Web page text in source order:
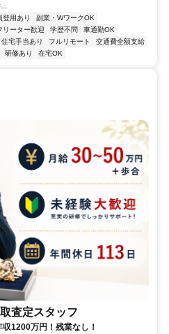
登用あり
副業・WワークOK
リーター歓迎 学歴不問
車通勤OK
住宅手当あり フルリモート
交通費全額支給
研修あり 在宅OK
査定スタッフ
1200万円！残業なし！